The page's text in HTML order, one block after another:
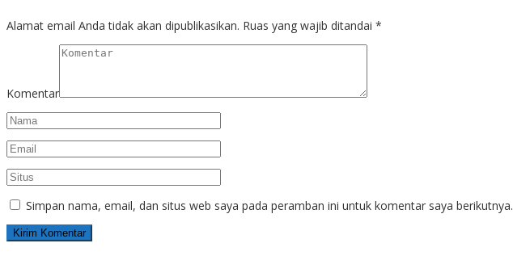
Alamat email Anda tidak akan dipublikasikan. Ruas yang wajib ditandai *
Komentar
Simpan nama, email, dan situs web saya pada peramban ini untuk komentar saya berikutnya.